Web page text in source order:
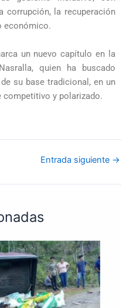
corrupción, la recuperación
económico.
un nuevo capítulo en la
quien ha buscado
su base tradicional, en un
y polarizado.
Entrada siguiente →